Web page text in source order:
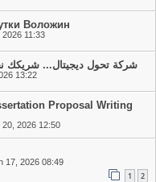
Воложин
11:33
شركة تحول ديجيتال... شريكك
13:22
Proposal Writing
20, 2026 12:50
17, 2026 08:49
1 2